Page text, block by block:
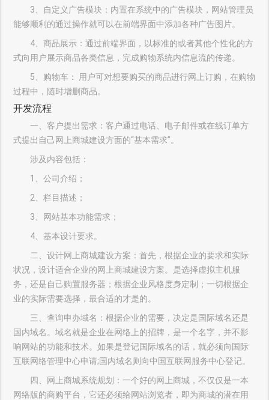
3、自定义广告模块：内置在系统中的广告模块，网站管理员
能够顺利的通过操作就可以在前端界面中添加各种广告图片。
4、商品展示：通过前端界面，以标准的或者其他个性化的方
式向用户展示商品各类信息，完成购物系统内信息流的传递。
5、购物车： 用户可对想要购买的商品进行网上订购，在购物
过程中，随时增删商品。
开发流程
一、客户提出需求：客户通过电话、电子邮件或在线订单方
式提出自己网上商城建设方面的“基本需求”。
涉及内容包括：
1、公司介绍；
2、栏目描述；
3、网站基本功能需求；
4、基本设计要求。
二、设计网上商城建设方案：首先，根据企业的要求和实际
状况，设计适合企业的网上商城建设方案。是选择虚拟主机服
务，还是自己购置服务器；根据企业风格度身定制；一切根据企
业的实际需要选择，最合适的才是的。
三、查询申办域名：根据企业的需要，决定是国际域名还是
国内域名。域名就是企业在网络上的招牌，是一个名字，并不影
响网站的功能和技术。如果是登记国际域名的话，就必须向国际
互联网络管理中心申请;国内域名则向中国互联网服务中心登记。
四、网上商城系统规划：一个好的网上商城，不仅仅是一本
网络版的商购平台，它还必须给网站浏览者，即为商城的潜在用